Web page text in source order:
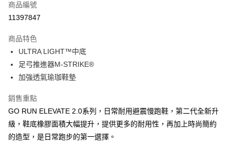
LINE Pay
相關說明
【大哥付你分期使用說明】
1.本服務由台灣大哥大提供，台灣大哥大用戶可立即使用無須另外申請。
2.付款方式選擇「大哥付你分期」，訂單成立後會自動跳轉到大哥付的交易
流程，驗證手機門號後，選擇欲分期的期數、繳款截止日，確認付款後即完
3.實際核准額度、可分期數及費用金額請依後續交易確認頁面所載為準。
4.訂單成立30分鐘內，如未前往確認交易或遇審核未通過，訂單將自動取
消。如遇「轉專審核」未通過狀況，表示未達大哥付你分期系統評分，恕無
法說明評估內容。
【繳款方式說明】
ATM付款
宅配
商品編號
11397847
商品特色
ULTRA LIGHT™中底
足弓推進器M-STRIKE®
加強透氣瑜珈鞋墊
銷售重點
GO RUN ELEVATE 2.0系列，日常耐用避震慢跑鞋，第二代全新升
級，鞋底橡膠面積大幅提升，提供更多的耐用性，再加上時尚簡約
的造型，是日常跑步的第一選擇。